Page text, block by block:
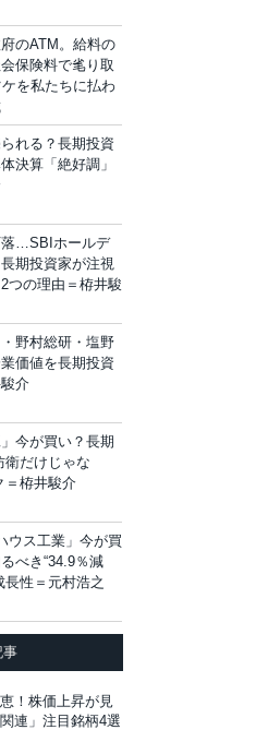
のATM。給料の
保険料で毟り取
を私たちに払わ
れる？長期投資
決算「絶好調」
落…SBIホールデ
期投資家が注視
つの理由＝栫井駿
野村総研・塩野
価値を長期投資
介
今が買い？長期
衛だけじゃな
＝栫井駿介
ウス工業」今が買
べき“34.9％減
長性＝元村浩之
事
！株価上昇が見
連」注目銘柄4選